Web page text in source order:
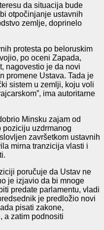
da situacija bude
otpočinjanje ustavnih
zemlje, doprinelo
protesta po beloruskim
po oceni Zapada,
nagovestio je da novi
promene Ustava. Tada je
sistem u zemlji, koju voli
ima autoritarne
Minsku zajam od
poziciju uzdrmanog
završetkom ustavnih
mirna tranzicija vlasti i
poručuje da Ustav ne
je izjavio da bi mnoge
predate parlamentu, vladi
je predložio novi
pisati zakone,
a zatim podnositi